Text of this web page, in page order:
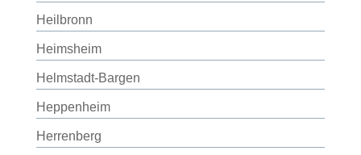
Heilbronn
Heimsheim
Helmstadt-Bargen
Heppenheim
Herrenberg